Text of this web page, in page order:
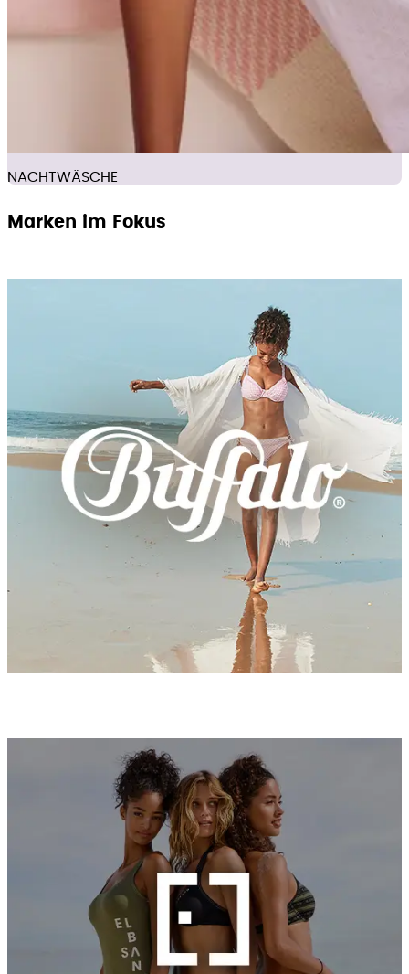
NACHTWÄSCHE
Marken im Fokus